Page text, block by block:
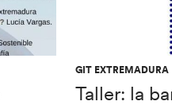
GIT EXTREMADURA
Taller: la